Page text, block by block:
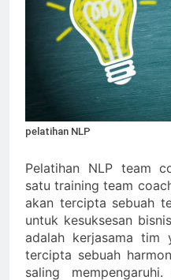
di
3
Berapa
Cari
3 Months
in
pelatihan NLP
Pelatihan NLP team
satu training team
akan tercipta sebuah
untuk kesuksesan
adalah kerjasama tim
tercipta sebuah
saling